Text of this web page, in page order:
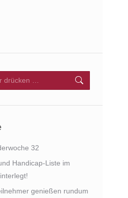
32
Handicap-Liste im
genießen rundum